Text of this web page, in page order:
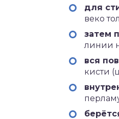
для
веко
затем
линии
вся
кисти